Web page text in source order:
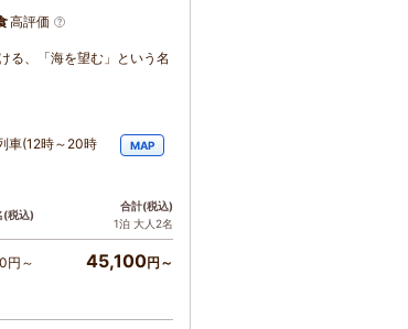
高評価
る、「海を望む」という名
車(12時～20時
MAP
(税込)
合計(税込)
1泊 大人2名
円～ 45,100円～